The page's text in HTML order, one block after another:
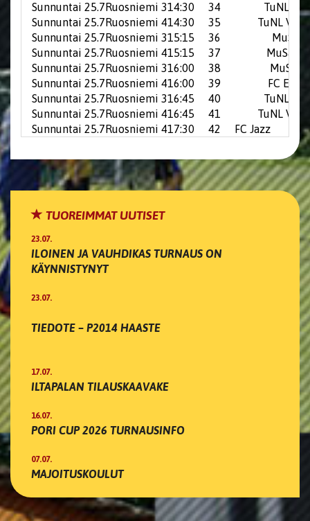
Sunnuntai 25.7Ruosniemi 314:30 34
TuNL
Sunnuntai 25.7Ruosniemi 414:30 35
TuNL
Sunnuntai 25.7Ruosniemi 315:15 36
MuSa
Sunnuntai 25.7Ruosniemi 415:15 37
MuSa
Sunnuntai 25.7Ruosniemi 316:00 38
MuSa
Sunnuntai 25.7Ruosniemi 416:00 39
FC
Sunnuntai 25.7Ruosniemi 316:45 40
TuNL
Sunnuntai 25.7Ruosniemi 416:45 41
TuNL
Sunnuntai 25.7Ruosniemi 417:30 42 FC Jazz
TUOREIMMAT UUTISET
23.07.
ILOINEN JA VAUHDIKAS TURNAUS ON
KÄYNNISTYNYT
23.07.
TIEDOTE – P2014 HAASTE
17.07.
ILTAPALAN TILAUSKAAVAKE
16.07.
PORI CUP 2026 TURNAUSINFO
07.07.
MAJOITUSKOULUT